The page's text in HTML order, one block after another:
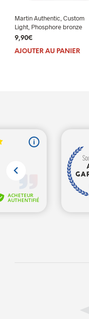
Martin Authentic, Custom
Light, Phosphore bronze
9,90€
AJOUTER AU PANIER